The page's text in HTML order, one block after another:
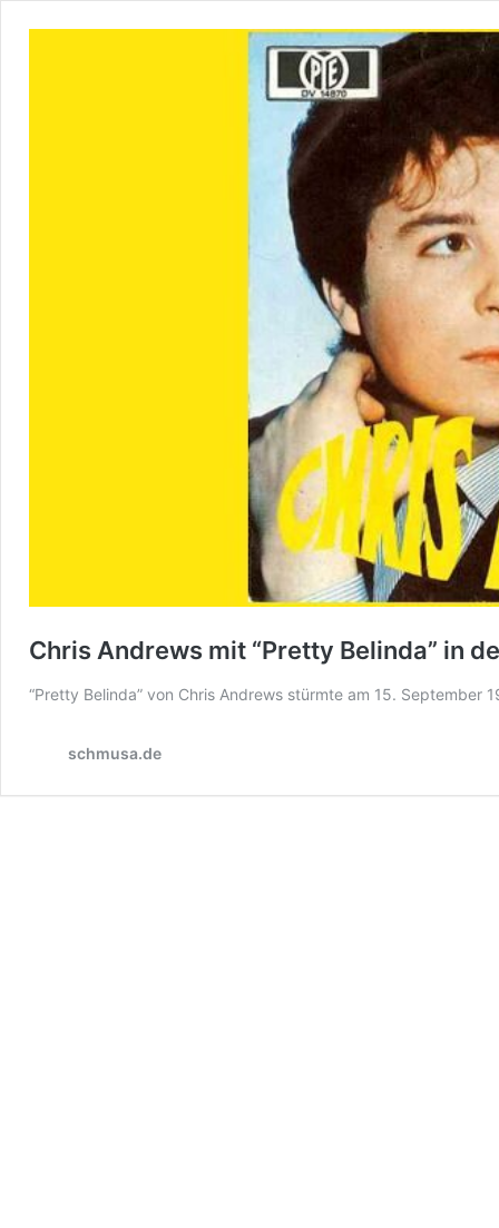
Chris Andrews mit “Pretty Belinda” in
“Pretty Belinda” von Chris Andrews stürmte am 15.
schmusa.de